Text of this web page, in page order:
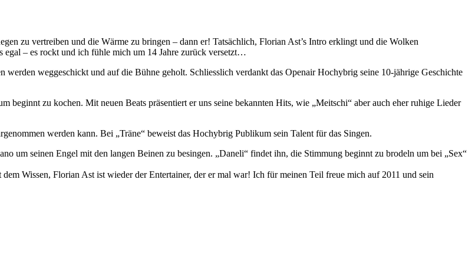
zu vertreiben und die Wärme zu bringen – dann er! Tatsächlich, Florian Ast’s Intro erklingt und die Wolken
egal – es rockt und ich fühle mich um 14 Jahre zurück versetzt…
weggeschickt und auf die Bühne geholt. Schliesslich verdankt das Openair Hochybrig seine 10-jährige Geschichte
beginnt zu kochen. Mit neuen Beats präsentiert er uns seine bekannten Hits, wie „Meitschi“ aber auch eher ruhige Lieder
werden kann. Bei „Träne“ beweist das Hochybrig Publikum sein Talent für das Singen.
um seinen Engel mit den langen Beinen zu besingen. „Daneli“ findet ihn, die Stimmung beginnt zu brodeln um bei „Sex“
Wissen, Florian Ast ist wieder der Entertainer, der er mal war! Ich für meinen Teil freue mich auf 2011 und sein